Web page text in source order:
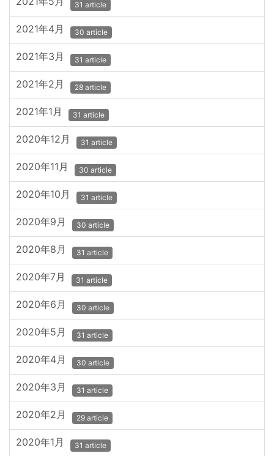
31 article
2021年4月 30 article
2021年3月 31 article
2021年2月 28 article
2021年1月 31 article
2020年12月 31 article
2020年11月 30 article
2020年10月 31 article
2020年9月 30 article
2020年8月 31 article
2020年7月 31 article
2020年6月 30 article
2020年5月 31 article
2020年4月 30 article
2020年3月 31 article
2020年2月 29 article
2020年1月 31 article